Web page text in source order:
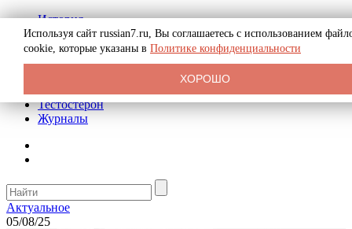
История
Биография
Криминал
Реклама на сайте
Тестостерон
Журналы
Актуальное
05/08/25
Используя сайт russian7.ru, Вы соглашаетесь с использованием
cookie, которые указаны в Политике конфиденциальности
ХОРОШО